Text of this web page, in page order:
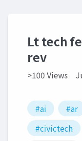
Lt tech
rev
>100 Views
#ai #ar
#civictech